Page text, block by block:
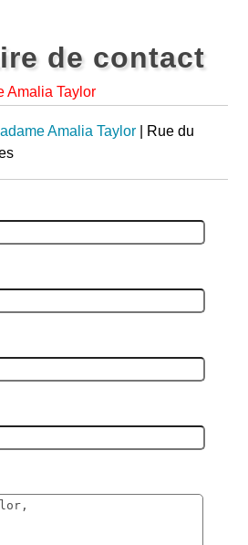
de contact
Amalia Taylor
Amalia Taylor | Rue du